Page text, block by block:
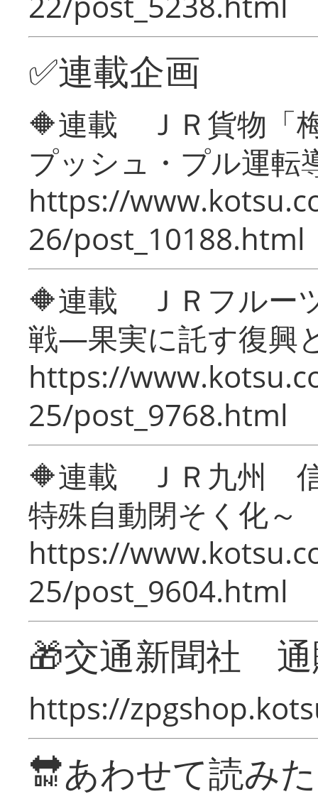
✅連載企画
🔶連載 ＪＲ貨物「
プッシュ・プル運転
https://
26/post_10188.html
🔶連載 ＪＲフルー
戦―果実に託す復興
https://
25/post_9768.html
🔶連載 ＪＲ九州 信
特殊自動閉そく化～
https://
25/post_9604.html
🎁交通新聞社
https://
🔛あわせて読み